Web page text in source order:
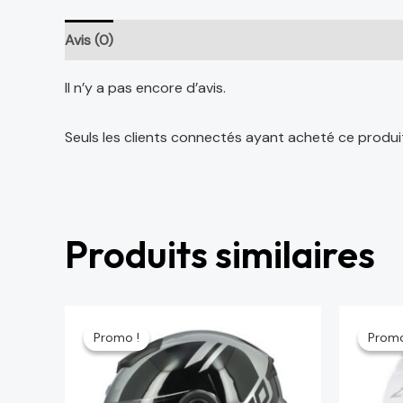
Avis (0)
Il n’y a pas encore d’avis.
Seuls les clients connectés ayant acheté ce
Produits similaires
Promo !
Promo !
initial
était :
1,717 د.م..
prix
actuel
est :
1,288 د.م..